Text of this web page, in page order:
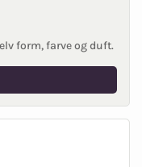
form, farve og duft.